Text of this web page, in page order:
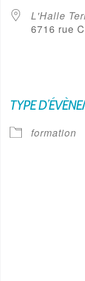
L'Halle
6716 rue
TYPE
formation